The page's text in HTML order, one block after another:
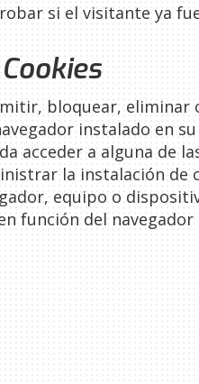
si el visitante ya
bloquear, eliminar
instalado en
acceder a alguna de
la instalación de
equipo o
función del